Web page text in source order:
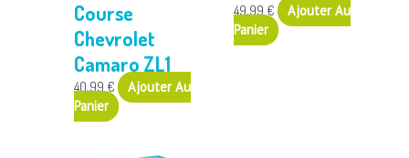
Course
Chevrolet
Camaro ZL1
40,99 €
Ajouter Au
Panier
49,99 €
Ajouter Au
Panier